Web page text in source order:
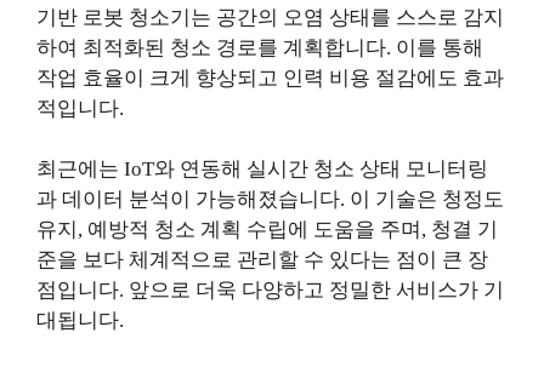
기반 로봇 청소기는 공간의 오염 상태를 스스로 감지
하여 최적화된 청소 경로를 계획합니다. 이를 통해
작업 효율이 크게 향상되고 인력 비용 절감에도 효과
적입니다.
최근에는 IoT와 연동해 실시간 청소 상태 모니터링
과 데이터 분석이 가능해졌습니다. 이 기술은 청정도
유지, 예방적 청소 계획 수립에 도움을 주며, 청결 기
준을 보다 체계적으로 관리할 수 있다는 점이 큰 장
점입니다. 앞으로 더욱 다양하고 정밀한 서비스가 기
대됩니다.